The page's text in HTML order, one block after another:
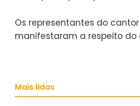
Os representantes do
manifestaram a respeito do
Mais lidas